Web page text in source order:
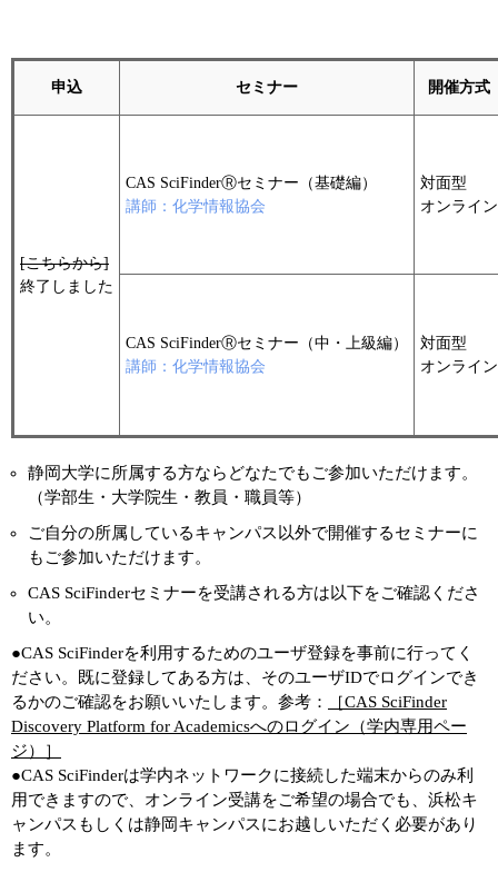
申込 セミナー 開催方式
[こちらから]
終了しました
CAS SciFinderⓇセミナー（基礎編）
講師：化学情報協会
対面型
オンライン
CAS SciFinderⓇセミナー（中・上級編）
講師：化学情報協会
対面型
オンライン
静岡大学に所属する方ならどなたでもご参加いただけます。
（学部生・大学院生・教員・職員等）
ご自分の所属しているキャンパス以外で開催するセミナーに
もご参加いただけます。
CAS SciFinderセミナーを受講される方は以下をご確認くださ
い。
●CAS SciFinderを利用するためのユーザ登録を事前に行ってく
ださい。既に登録してある方は、そのユーザIDでログインでき
るかのご確認をお願いいたします。参考：
［CAS SciFinder
Discovery Platform for Academicsへのログイン（学内専用ペー
ジ）］
●CAS SciFinderは学内ネットワークに接続した端末からのみ利
用できますので、オンライン受講をご希望の場合でも、浜松キ
ャンパスもしくは静岡キャンパスにお越しいただく必要があり
ます。